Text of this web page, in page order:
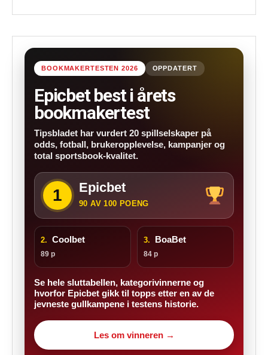
BOOKMAKERTESTEN 2026 OPPDATERT
Epicbet best i årets
bookmakertest
Tipsbladet har vurdert 20 spillselskaper på
odds, fotball, brukeropplevelse, kampanjer og
total sportsbook-kvalitet.
1 Epicbet
90 AV 100 POENG
2. Coolbet
89 p
3. BoaBet
84 p
Se hele sluttabellen, kategorivinnerne og
hvorfor Epicbet gikk til topps etter en av de
jevneste gullkampene i testens historie.
Les om vinneren →